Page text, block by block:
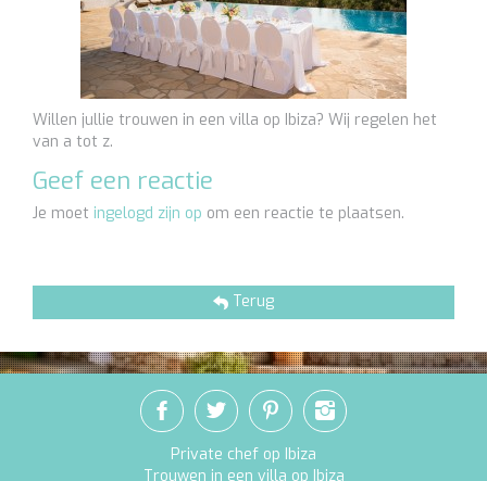
Willen jullie trouwen in een villa op Ibiza? Wij regelen het
van a tot z.
Geef een reactie
Je moet ingelogd zijn op om een reactie te plaatsen.
Terug
Private chef op Ibiza
Trouwen in een villa op Ibiza